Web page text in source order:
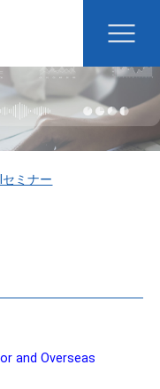
セミナー
and Overseas